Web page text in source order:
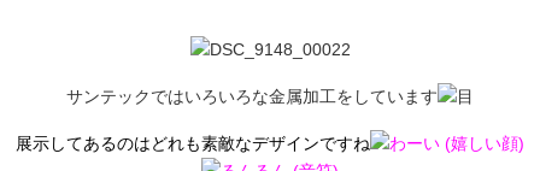
サンテックではいろいろな金属加工をしています
展示してあるのはどれも素敵なデザインですね